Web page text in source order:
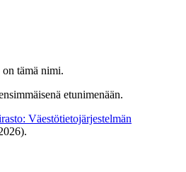
tämä nimi.
etunimenään.
Väestötietojärjestelmän